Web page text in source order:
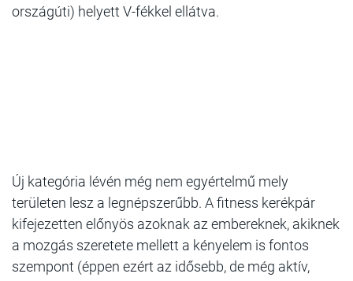
országúti) helyett V-fékkel ellátva.
Új kategória lévén még nem egyértelmű mely
területen lesz a legnépszerűbb. A fitness kerékpár
kifejezetten előnyös azoknak az embereknek, akiknek
a mozgás szeretete mellett a kényelem is fontos
szempont (éppen ezért az idősebb, de még aktív,